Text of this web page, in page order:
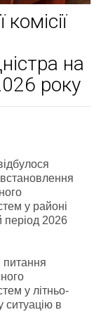
на
року
встановлення
у районі
період 2026
питання
у літньо-
ситуацію в